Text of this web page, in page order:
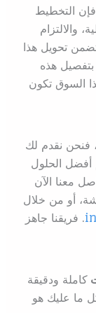
التخطيط
والالتزام
تحويل هذا
هذه
السوق تكون
فنحن نقدم لك
أفضل الحلول
معنا الآن
أو من خلال
.فريقنا جاهز
كاملة ودقيقة
ما عليك هو